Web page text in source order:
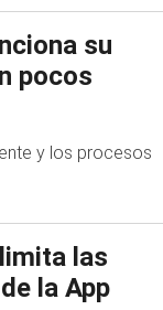
su
pocos
y los procesos
las
la App